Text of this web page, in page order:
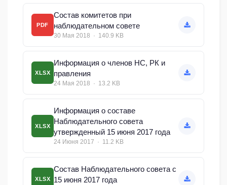
PDF
Cостав комитетов при
наблюдательном совете
30 Мая 2018 · 140.9 KB
XLSX
Информация о членов НС, РК и
правления
24 Мая 2018 · 13.2 KB
XLSX
Информация о составе
Наблюдательного совета
утвержденный 15 июня 2017 года
24 Июня 2017 · 11.2 KB
XLSX
Состав Наблюдательного совета с
15 июня 2017 года